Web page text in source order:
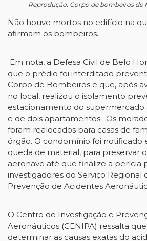
Reprodução: Corpo de bombeiros de
Não houve mortos no edifício na
afirmam os bombeiros.
Em nota, a Defesa Civil de Belo
que o prédio foi interditado
Corpo de Bombeiros e que, após
no local, realizou o isolamento
estacionamento do supermercado
e de dois apartamentos. Os
foram realocados para casas de
órgão. O condomínio foi notificado
queda de material, para preservar
aeronave até que finalize a perícia
investigadores do Serviço Regional
Prevenção de Acidentes
O Centro de Investigação e
Aeronáuticos (CENIPA) ressalta
determinar as causas exatas do